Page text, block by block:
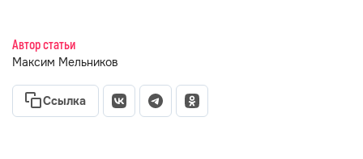
Автор статьи
Максим Мельников
Ссылка